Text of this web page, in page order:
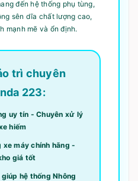
đến hệ thống phụ tùng,
sên dĩa chất lượng cao,
mạnh mẽ và ổn định.
trì chuyên
223:
uy tín - Chuyên xử lý
hiếm
máy chính hãng -
giá tốt
hệ thống Nhông